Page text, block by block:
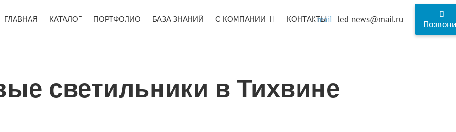
ГЛАВНАЯ КАТАЛОГ ПОРТФОЛИО БАЗА ЗНАНИЙ О КОМПАНИИ КОНТАКТЫ
mail led-news@mail.ru
светильники в Тихвине